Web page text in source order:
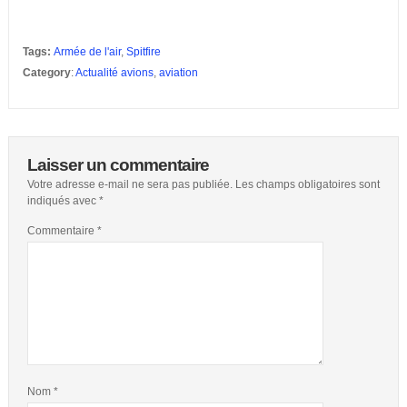
Tags: Armée de l'air, Spitfire
Category:Actualité avions, aviation
Laisser un commentaire
Votre adresse e-mail ne sera pas publiée. Les champs obligatoires sont
indiqués avec *
Commentaire *
Nom *